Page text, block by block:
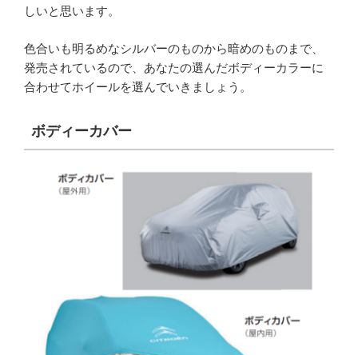
しいと思います。
色合いも明るめなシルバーのものから暗めのものまで、
発売されているので、あなたの選んだボディーカラーに
合わせてホイールを選んでいきましょう。
ボディーカバー